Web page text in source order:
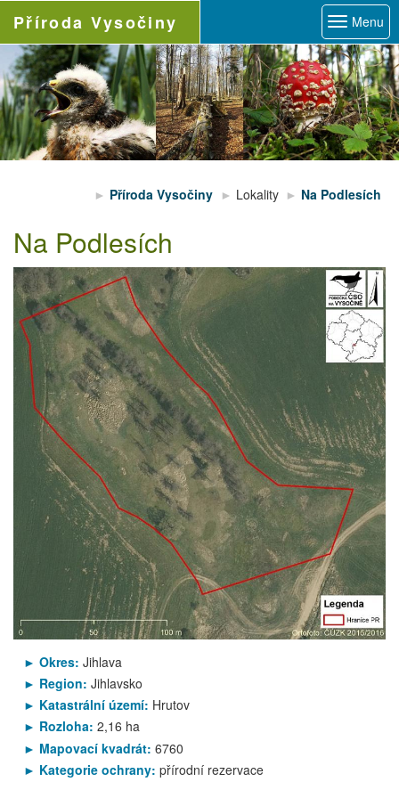
Příroda Vysočiny Menu
Příroda Vysočiny Lokality Na Podlesích
Na Podlesích
Okres: Jihlava
Region: Jihlavsko
Katastrální území: Hrutov
Rozloha: 2,16 ha
Mapovací kvadrát: 6760
Kategorie ochrany: přírodní rezervace